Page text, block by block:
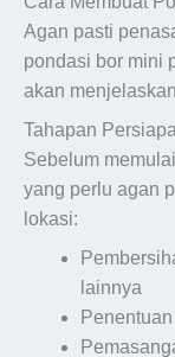
Agan pasti
pondasi bor mini
akan
Tahapan
Sebelum
yang perlu agan
lokasi:
lainnya